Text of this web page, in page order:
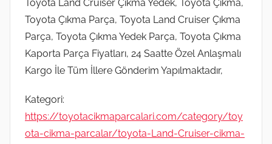
Toyota Land Cruiser Çıkma Yedek, Toyota Çıkma,
Toyota Çıkma Parça, Toyota Land Cruiser Çıkma
Parça, Toyota Çıkma Yedek Parça, Toyota Çıkma
Kaporta Parça Fiyatları, 24 Saatte Özel Anlaşmalı
Kargo İle Tüm İllere Gönderim Yapılmaktadır,
Kategori:
https://toyotacikmaparcalari.com/category/toy
ota-cikma-parcalar/toyota-Land-Cruiser-cikma-